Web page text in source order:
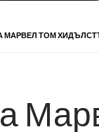
МАРВЕЛ ТОМ